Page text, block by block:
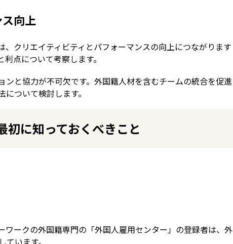
向上
クリエイティビティとパフォーマンスの向上につながります
点について考察します。
と協力が不可欠です。外国籍人材を含むチームの統合を促進
ついて検討します。
初に知っておくべきこと
ークの外国籍専門の「外国人雇用センター」の登録者は、外
います。